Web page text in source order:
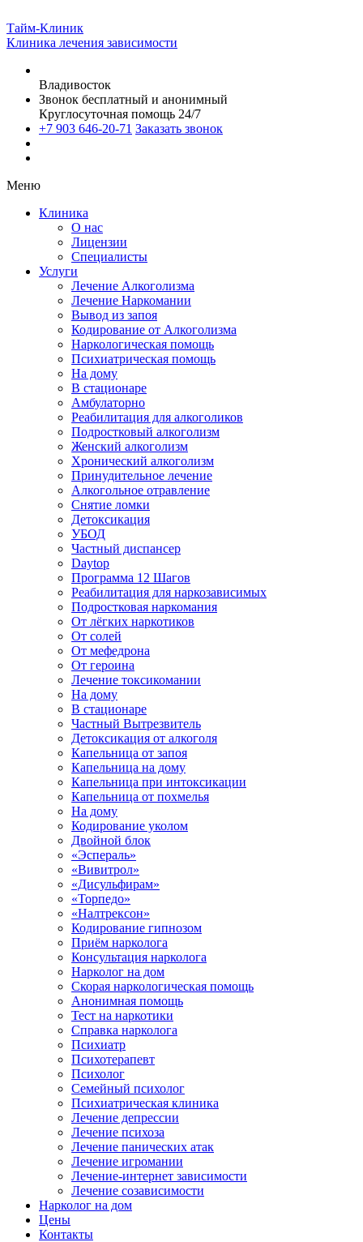
Тайм-Клиник
Клиника лечения зависимости
Владивосток
Звонок бесплатный и анонимный
Круглосуточная помощь 24/7
+7 903 646-20-71 Заказать звонок
Меню
Клиника
О нас
Лицензии
Специалисты
Услуги
Лечение Алкоголизма
Лечение Наркомании
Вывод из запоя
Кодирование от Алкоголизма
Наркологическая помощь
Психиатрическая помощь
На дому
В стационаре
Амбулаторно
Реабилитация для алкоголиков
Подростковый алкоголизм
Женский алкоголизм
Хронический алкоголизм
Принудительное лечение
Алкогольное отравление
Снятие ломки
Детоксикация
УБОД
Частный диспансер
Daytop
Программа 12 Шагов
Реабилитация для наркозависимых
Подростковая наркомания
От лёгких наркотиков
От солей
От мефедрона
От героина
Лечение токсикомании
На дому
В стационаре
Частный Вытрезвитель
Детоксикация от алкоголя
Капельница от запоя
Капельница на дому
Капельница при интоксикации
Капельница от похмелья
На дому
Кодирование уколом
Двойной блок
«Эспераль»
«Вивитрол»
«Дисульфирам»
«Торпедо»
«Налтрексон»
Кодирование гипнозом
Приём нарколога
Консультация нарколога
Нарколог на дом
Скорая наркологическая помощь
Анонимная помощь
Тест на наркотики
Справка нарколога
Психиатр
Психотерапевт
Психолог
Семейный психолог
Психиатрическая клиника
Лечение депрессии
Лечение психоза
Лечение панических атак
Лечение игромании
Лечение-интернет зависимости
Лечение созависимости
Нарколог на дом
Цены
Контакты